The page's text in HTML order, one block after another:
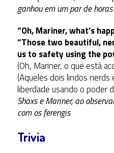
ganhou em um par de horas
“Oh, Mariner, what’s
“Those two beautiful,
us to safety using the
(Oh, Mariner, o que está
(Aqueles dois lindos
liberdade usando o poder
Shaxs e Mariner, ao
com os ferengis
Trivia